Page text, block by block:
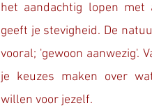
het aandachtig lopen met
geeft je stevigheid. De
vooral; 'gewoon aanwezig'.
je keuzes maken over
willen voor jezelf.